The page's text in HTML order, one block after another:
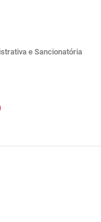
e Sancionatória